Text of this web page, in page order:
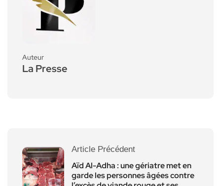
Auteur
La Presse
Article Précédent
Aïd Al-Adha : une gériatre met en
garde les personnes âgées contre